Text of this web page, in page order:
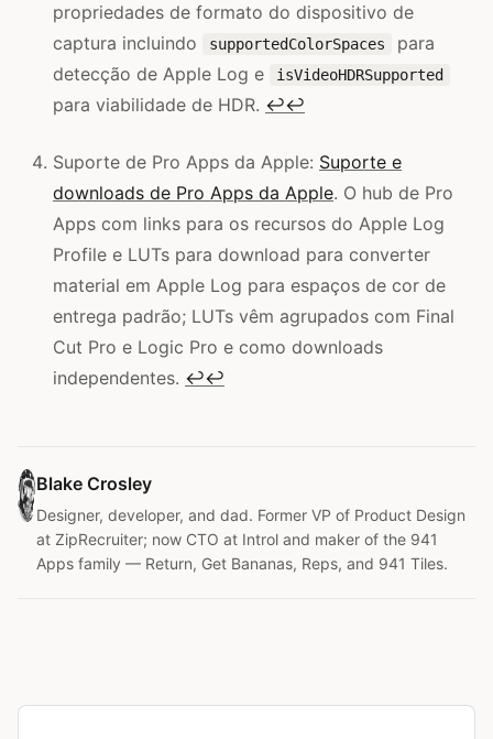
propriedades de formato do dispositivo de
captura incluindo
supportedColorSpaces
para
detecção de Apple Log e
isVideoHDRSupported
para viabilidade de HDR. ↩↩
Suporte de Pro Apps da Apple: Suporte e
downloads de Pro Apps da Apple. O hub de Pro
Apps com links para os recursos do Apple Log
Profile e LUTs para download para converter
material em Apple Log para espaços de cor de
entrega padrão; LUTs vêm agrupados com Final
Cut Pro e Logic Pro e como downloads
independentes. ↩↩
Blake Crosley
Designer, developer, and dad. Former VP of Product Design
at ZipRecruiter; now CTO at Introl and maker of the 941
Apps family — Return, Get Bananas, Reps, and 941 Tiles.